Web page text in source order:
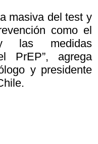
masiva del test y
como el
las medidas
PrEP”, agrega
y presidente